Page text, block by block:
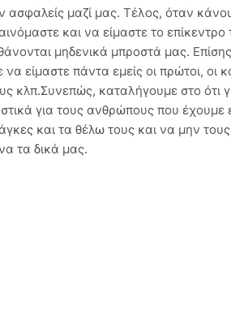
ασφαλείς μαζί μας. Τέλος, όταν
και να είμαστε το επίκεντρο
μηδενικά μπροστά μας.
είμαστε πάντα εμείς οι πρώτοι, οι
κλπ.Συνεπώς, καταλήγουμε στο ότι
για τους ανθρώπους που έχουμε
και τα θέλω τους και να μην
τα δικά μας.